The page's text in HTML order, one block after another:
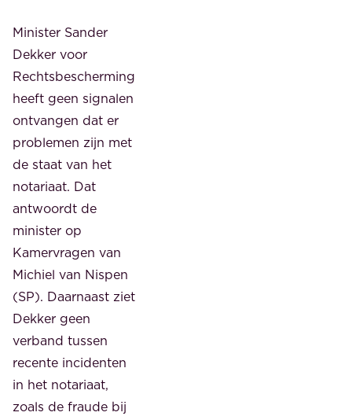
Minister Sander
Dekker voor
Rechtsbescherming
heeft geen signalen
ontvangen dat er
problemen zijn met
de staat van het
notariaat. Dat
antwoordt de
minister op
Kamervragen van
Michiel van Nispen
(SP). Daarnaast ziet
Dekker geen
verband tussen
recente incidenten
in het notariaat,
zoals de fraude bij